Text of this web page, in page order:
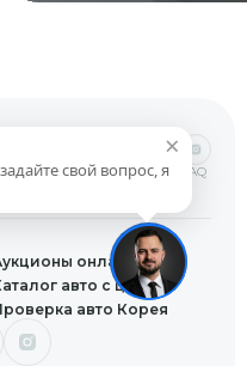
в регионыВидеоОтзывы
FAQ
камеры
онлайн
авто с ценами
авто Корея
×
свой вопрос, я